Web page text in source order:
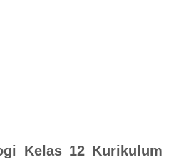
Kelas 12 Kurikulum